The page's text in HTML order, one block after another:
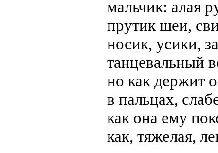
мальчик: алая
прутик шеи,
носик, усики,
танцевальный
но как держит
в пальцах,
как она ему
как, тяжелая,